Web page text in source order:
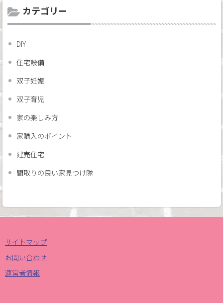
カテゴリー
DIY
住宅設備
双子妊娠
双子育児
家の楽しみ方
家購入のポイント
建売住宅
間取りの良い家見つけ隊
サイトマップ
お問い合わせ
運営者情報